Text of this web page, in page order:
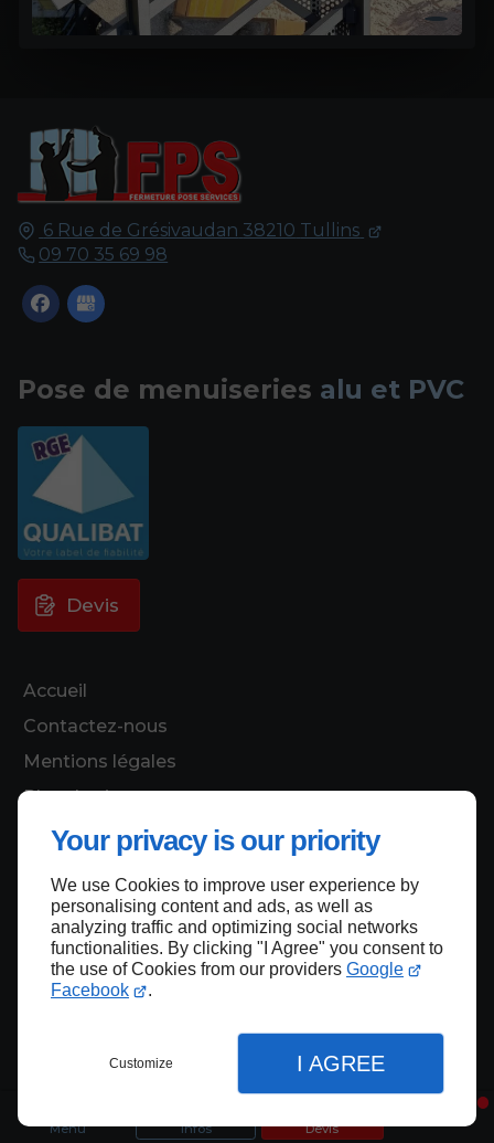
Your privacy is our priority
We use Cookies to improve user experience by
personalising content and ads, as well as
analyzing traffic and optimizing social networks
functionalities. By clicking "I Agree" you consent to
the use of Cookies from our providers Google
Facebook
.
Customize I AGREE
Menu Infos Devis
6 Rue de Grésivaudan 38210 Tullins
09 70 35 69 98
Accueil
Contactez-nous
Mentions légales
Plan du site
Pose de menuiseries alu et PVC
Devis
Haut de page